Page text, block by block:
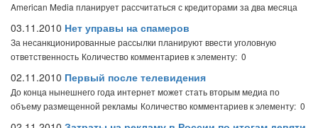
American Media планирует рассчитаться с кредиторами за два месяца
03.11.2010 Нет управы на спамеров
За несанкционированные рассылки планируют ввести уголовную
ответственность Количество комментариев к элементу: 0
02.11.2010 Первый после телевидения
До конца нынешнего года интернет может стать вторым медиа по
объему размещенной рекламы Количество комментариев к элементу: 0